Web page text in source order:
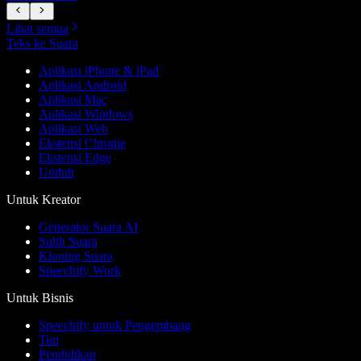
Lihat semua
Teks ke Suara
Aplikasi iPhone & iPad
Aplikasi Android
Aplikasi Mac
Aplikasi Windows
Aplikasi Web
Ekstensi Chrome
Ekstensi Edge
Unduh
Untuk Kreator
Generator Suara AI
Sulih Suara
Kloning Suara
Speechify Work
Untuk Bisnis
Speechify untuk Pengembang
Tim
Pendidikan